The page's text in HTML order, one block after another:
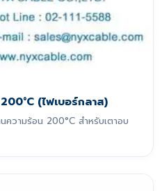
(ไฟเบอร์กลาส)
ความร้อน 200°C สำหรับเตาอบ